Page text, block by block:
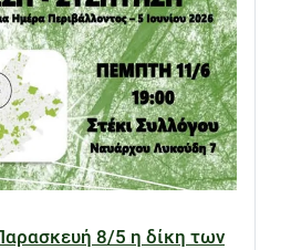
8/5 η δίκη των